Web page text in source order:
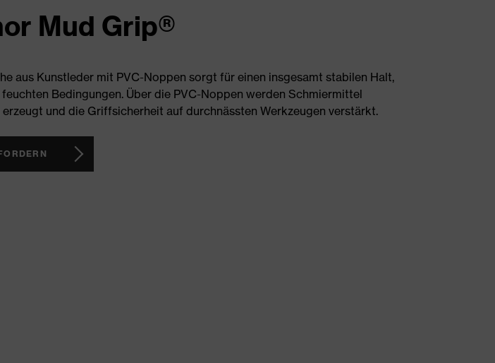
Mud Grip®
aus Kunstleder mit PVC-Noppen sorgt für einen insgesamt stabilen Halt,
Bedingungen. Über die PVC-Noppen werden Schmiermittel
und die Griffsicherheit auf durchnässten Werkzeugen verstärkt.